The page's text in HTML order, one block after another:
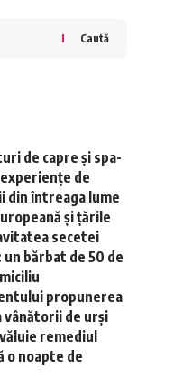
Caută
de capre și spa-
de
din întreaga lume
și țările
secetei
bărbat de 50 de
propunerea
vânătorii de urși
remediul
o noapte de